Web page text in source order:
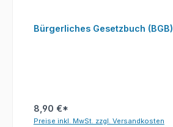
Bürgerliches Gesetzbuch (BGB)
8,90 €*
Preise inkl. MwSt. zzgl. Versandkosten